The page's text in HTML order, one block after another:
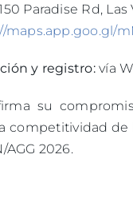
Paradise Rd, Las
maps.app.goo.gl/
y registro:vía
su
competitividad
AGG 2026.